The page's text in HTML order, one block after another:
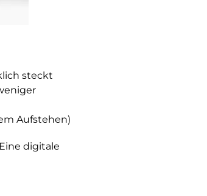
steckt
Aufstehen)
digitale